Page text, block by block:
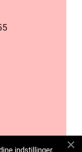
indstillinger,